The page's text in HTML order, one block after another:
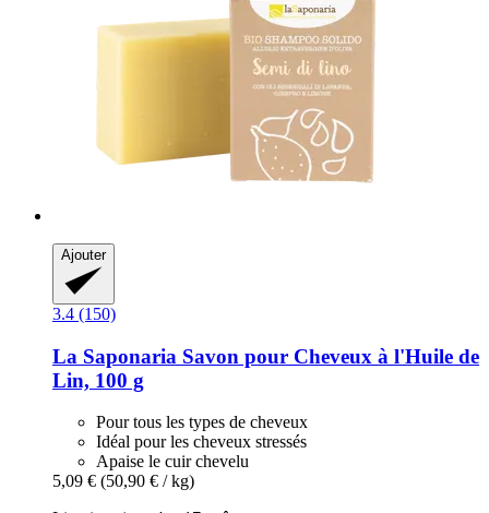
Ajouter
3.4 (150)
La Saponaria Savon pour Cheveux à l'Huile de
Lin, 100 g
Pour tous les types de cheveux
Idéal pour les cheveux stressés
Apaise le cuir chevelu
5,09 € (50,90 € / kg)